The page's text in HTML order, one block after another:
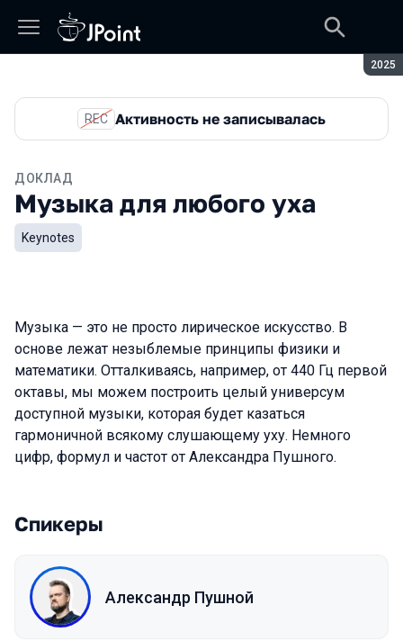
2025
REC Активность не записывалась
ДОКЛАД
Музыка для любого уха
Keynotes
Музыка — это не просто лирическое искусство. В
основе лежат незыблемые принципы физики и
математики. Отталкиваясь, например, от 440 Гц первой
октавы, мы можем построить целый универсум
доступной музыки, которая будет казаться
гармоничной всякому слушающему уху. Немного
цифр, формул и частот от Александра Пушного.
Спикеры
Александр Пушной